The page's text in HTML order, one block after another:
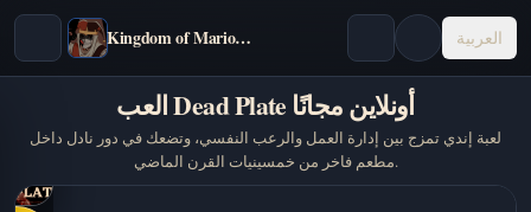
Kingdom of Marionettes العربية
العب Dead Plate أونلاين مجانًا
لعبة إندي تمزج بين إدارة العمل والرعب النفسي، وتضعك في دور نادل داخل
مطعم فاخر من خمسينيات القرن الماضي.